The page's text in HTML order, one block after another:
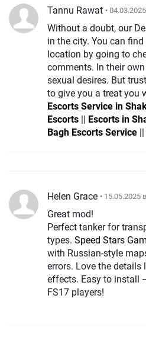
Tannu Rawat •
Without a doubt, our
in the city. You can
location by going to
comments. In their
sexual desires. But
to give you a treat you
Escorts Service in
Escorts || Escorts in
Bagh Escorts Service ||
Helen Grace • 15.05.2025
Great mod!
Perfect tanker for
types. Speed Stars
with Russian-style
errors. Love the
effects. Easy to install
FS17 players!